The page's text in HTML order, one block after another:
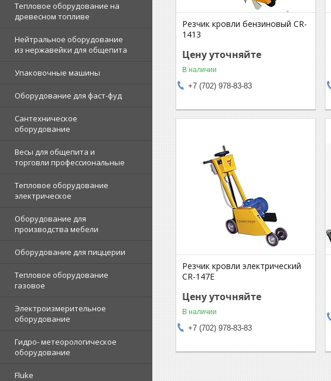
Тепловое оборудование на
древесном топливе
Нейтральное оборудование
из нержавейки для общепита
Упаковочные машины
Оборудование для фаст-фуд
Сантехническое
оборудование
Весы для общепита и
торговли профессиональные
Тепловое оборудование
электрическое
Оборудование для
производства мебели
Оборудование для пиццерии
Тепловое оборудование
газовое
Электроизмерительное
оборудование
Гидро- метеорологическое
оборудование
Fluke
Резчик кровли бензиновый CR-
1413
Цену уточняйте
В наличии
+7 (702) 978-83-83
Резчик кровли электрический
CR-147E
Цену уточняйте
В наличии
+7 (702) 978-83-83